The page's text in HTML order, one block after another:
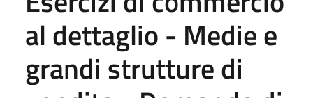
al dettaglio - Medie e
grandi strutture di